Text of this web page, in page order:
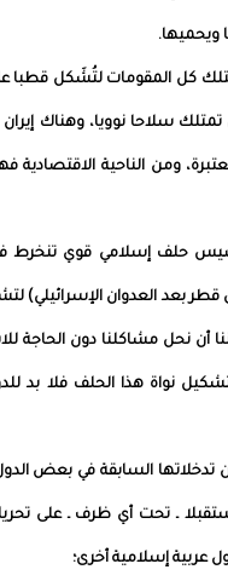
ويحميها.
كل المقومات لتُشَكل قطبا
سلاحا نوويا، وهناك
ومن الناحية الاقتصادية
حلف إسلامي قوي تنخرط
قطر بعد العدوان الإسرائيلي)
نحل مشاكلنا دون الحاجة
نواة هذا الحلف فلا بد
عن تدخلاتها السابقة في بعض
ـ تحت أي ظرف ـ على
عربية إسلامية أخرى؛